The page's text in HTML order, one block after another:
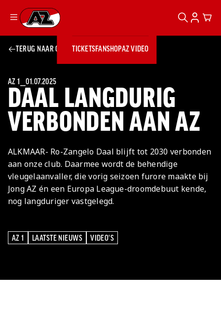
Ga naar onze homepage
TICKETSFANSHOPAZ VIDEO
TICKETS
TICKETS
AZ
VROUWEN
JONG AZ
BUSINESS
AZ VIDEO
BUSINESS
BUSINESS
Wat is AZ
Business?
AZ Business
Events
Losse tickets
Nieuws
Hospitality
Kees Kist
Lounge
Georg Kessler
Lounge
Skybox
Gaal
Exposure
Partnership
Events
Bestel je
seizoenkaart
NieuwsNIEUWS
Nieuws
Laatste
AZ
Teams
TEAMS
AZ 1
AZ
Selectie
AZ Vrouwen
Selectie
Jong AZ
Jong AZ
Selectie
Onder 19
Jong AZ
CLUB & FANS
Over ons
Historie
Media
Grand Café Van
informatie
Juniorclubs
Lid worden
van AZ
Over de
Vacatures
JEUGDOPLEIDING
Jeugdopleiding
Over de AZ
Voetbalschool
LOG IN
ZOEKEN
TERUG NAAR OVERZICHT
DAAL LANGDURIG
VERBONDEN AAN AZ
AZ 1 ⎯01.07.2025
ALKMAAR- Ro-Zangelo Daal blijft tot 2030 verbonden
aan onze club. Daarmee wordt de behendige
vleugelaanvaller, die vorig seizoen furore maakte bij
Jong AZ én een Europa League-droomdebuut kende,
nog langduriger vastgelegd.
AZ 1
AZ 1
LAATSTE NIEUWS
LAATSTE NIEUWS
VIDEO'S
VIDEO'S